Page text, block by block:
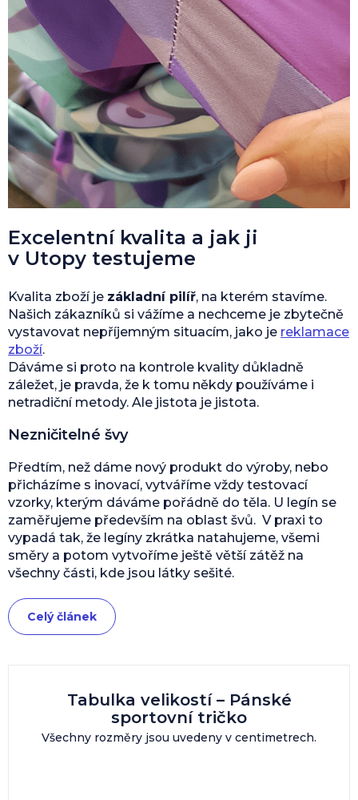
Tabulka velikostí – Pánské
sportovní tričko
Všechny rozměry jsou uvedeny v centimetrech.
Excelentní kvalita a jak ji
v Utopy testujeme
Kvalita zboží je základní pilíř, na kterém stavíme.
Našich zákazníků si vážíme a nechceme je zbytečně
vystavovat nepříjemným situacím, jako je reklamace
zboží.
Dáváme si proto na kontrole kvality důkladně
záležet, je pravda, že k tomu někdy používáme i
netradiční metody. Ale jistota je jistota.
Nezničitelné švy
Předtím, než dáme nový produkt do výroby, nebo
přicházíme s inovací, vytváříme vždy testovací
vzorky, kterým dáváme pořádně do těla. U legín se
zaměřujeme především na oblast švů. V praxi to
vypadá tak, že legíny zkrátka natahujeme, všemi
směry a potom vytvoříme ještě větší zátěž na
všechny části, kde jsou látky sešité.
Celý článek